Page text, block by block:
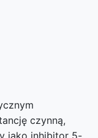
czynną,
jako inhibitor 5-